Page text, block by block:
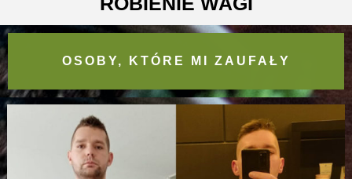
OSOBY, KTÓRE MI ZAUFAŁY